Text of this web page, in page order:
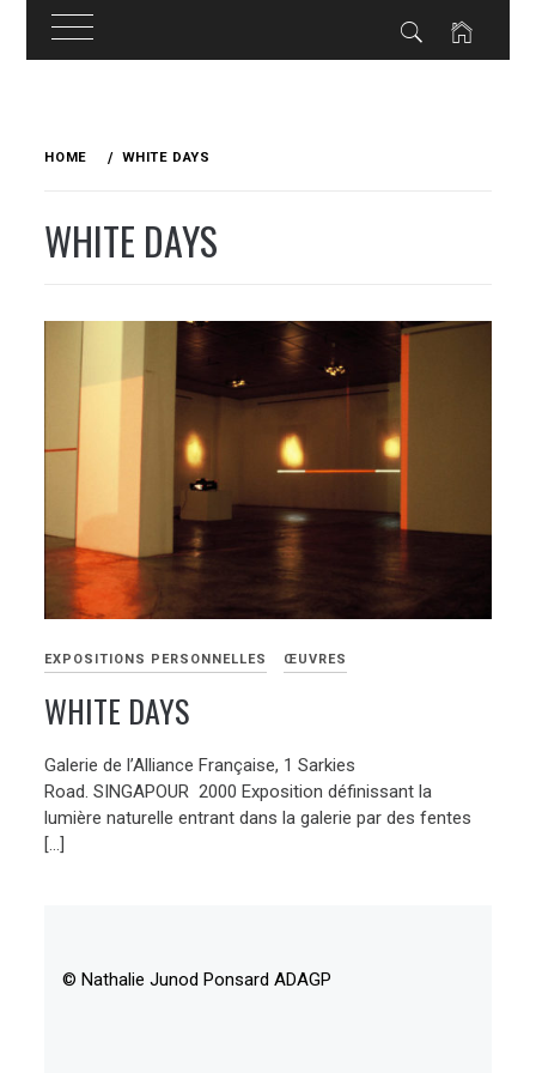
HOME WHITE DAYS
WHITE DAYS
EXPOSITIONS PERSONNELLES ŒUVRES
WHITE DAYS
Galerie de l’Alliance Française, 1 Sarkies
Road. SINGAPOUR 2000 Exposition définissant la
lumière naturelle entrant dans la galerie par des fentes
[…]
© Nathalie Junod Ponsard ADAGP